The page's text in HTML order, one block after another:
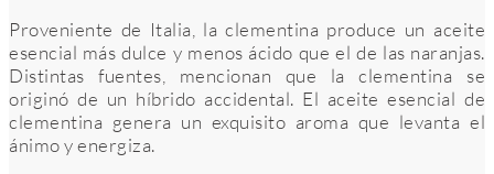
Proveniente de Italia, la clementina produce un aceite
esencial más dulce y menos ácido que el de las naranjas.
Distintas fuentes, mencionan que la clementina se
originó de un híbrido accidental. El aceite esencial de
clementina genera un exquisito aroma que levanta el
ánimo y energiza.